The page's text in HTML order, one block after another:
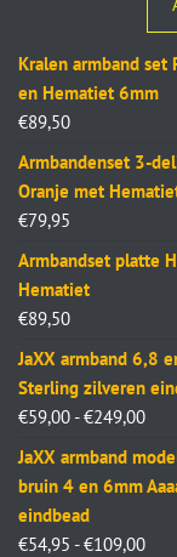
Kralen armband set
en Hematiet 6mm
€89,50
Armbandenset 3-
Oranje met
€79,95
Armbandset platte
Hematiet
€89,50
JaXX armband 6,8
Sterling zilveren
€59,00 - €249,00
JaXX armband
bruin 4 en 6mm
eindbead
€54,95 - €109,00